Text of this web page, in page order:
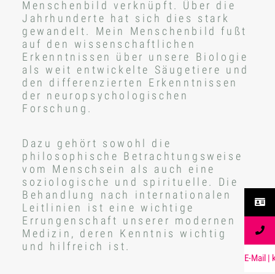
Menschenbild verknüpft. Über die
Jahrhunderte hat sich dies stark
gewandelt. Mein Menschenbild fußt
auf den wissenschaftlichen
Erkenntnissen über unsere Biologie
als weit entwickelte Säugetiere und
den differenzierten Erkenntnissen
der neuropsychologischen
Forschung.
Dazu gehört sowohl die
philosophische Betrachtungsweise
vom Menschsein als auch eine
soziologische und spirituelle. Die
Behandlung nach internationalen
Leitlinien ist eine wichtige
Errungenschaft unserer modernen
Medizin, deren Kenntnis wichtig
und hilfreich ist.
| li
aM-E